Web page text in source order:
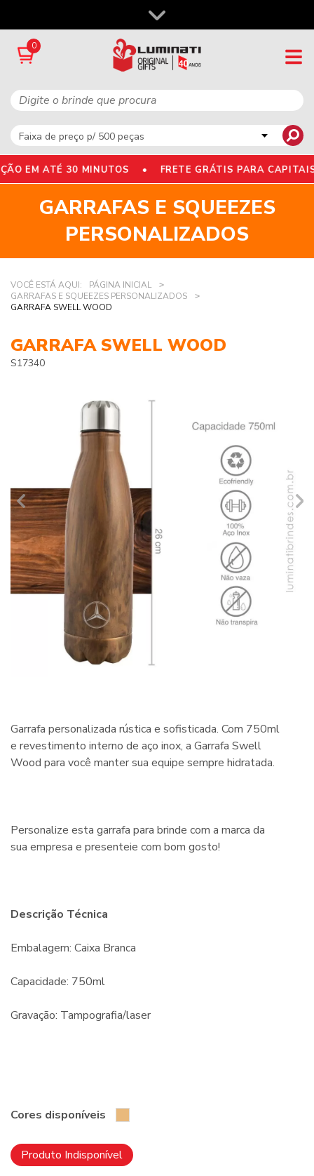
0
EM ATÉ 30 MINUTOS • FRETE GRÁTIS PARA
GARRAFAS E SQUEEZES
PERSONALIZADOS
VOCÊ ESTÁ AQUI:
PÁGINA INICIAL
GARRAFAS E SQUEEZES PERSONALIZADOS
GARRAFA SWELL WOOD
GARRAFA SWELL WOOD
S17340
Garrafa personalizada rústica e sofisticada. Com 750ml
e revestimento interno de aço inox, a Garrafa Swell
Wood para você manter sua equipe sempre hidratada.
Personalize esta garrafa para brinde com a marca da
sua empresa e presenteie com bom gosto!
Descrição Técnica
Embalagem: Caixa Branca
Capacidade: 750ml
Gravação: Tampografia/laser
Cores disponíveis
Produto Indisponível